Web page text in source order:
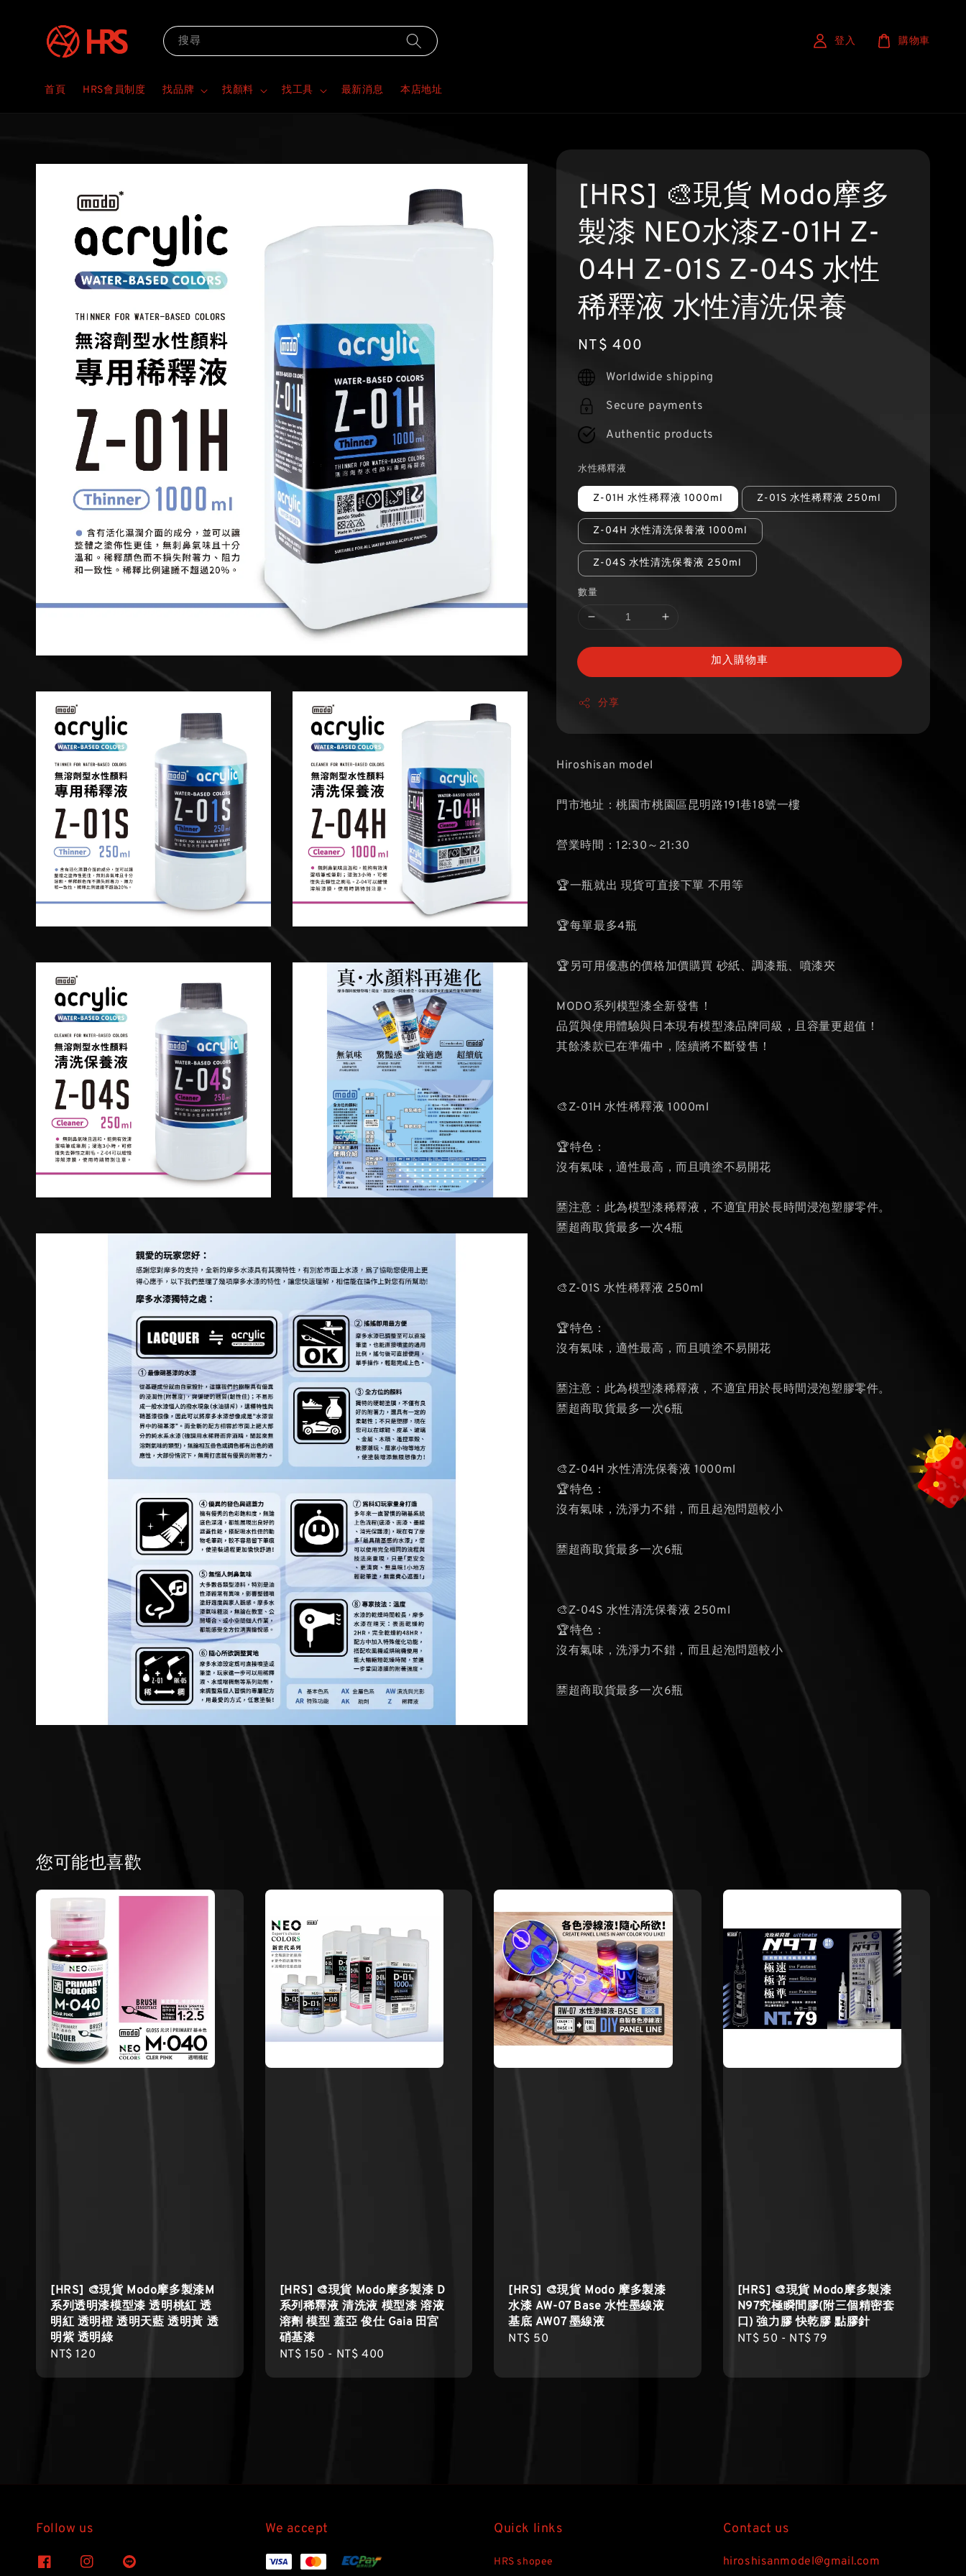
搜尋
首頁 HRS會員制度 找品牌 找顏料 找工具 最新消息 本店地址
登入 購物車
[HRS] 🎨現貨 Modo摩多
製漆 NEO水漆Z-01H Z-
04H Z-01S Z-04S 水性
稀釋液 水性清洗保養
Regular
price
NT$ 400
Worldwide shipping
Secure payments
Authentic products
水性稀釋液
Z-01H 水性稀釋液 1000ml Z-01S 水性稀釋液 250ml
Z-04H 水性清洗保養液 1000ml
Z-04S 水性清洗保養液 250ml
數量
加入購物車
分享
Hiroshisan model
門市地址：桃園市桃園區昆明路191巷18號一樓
營業時間：12:30～21:30
🏆一瓶就出 現貨可直接下單 不用等
🏆每單最多4瓶
🏆另可用優惠的價格加價購買 砂紙、調漆瓶、噴漆夾
MODO系列模型漆全新發售！
品質與使用體驗與日本現有模型漆品牌同級，且容量更超值！
其餘漆款已在準備中，陸續將不斷發售！
🎨Z-01H 水性稀釋液 1000ml
🏆特色：
沒有氣味，適性最高，而且噴塗不易開花
🈲注意：此為模型漆稀釋液，不適宜用於長時間浸泡塑膠零件。
🈲超商取貨最多一次4瓶
🎨Z-01S 水性稀釋液 250ml
🏆特色：
沒有氣味，適性最高，而且噴塗不易開花
🈲注意：此為模型漆稀釋液，不適宜用於長時間浸泡塑膠零件。
🈲超商取貨最多一次6瓶
🎨Z-04H 水性清洗保養液 1000ml
🏆特色：
沒有氣味，洗淨力不錯，而且起泡問題較小
🈲超商取貨最多一次6瓶
🎨Z-04S 水性清洗保養液 250ml
🏆特色：
沒有氣味，洗淨力不錯，而且起泡問題較小
🈲超商取貨最多一次6瓶
您可能也喜歡
[HRS] 🎨現貨 Modo摩多製漆M
系列透明漆模型漆 透明桃紅 透
明紅 透明橙 透明天藍 透明黃 透
明紫 透明綠
Regular
NT$ 120
[HRS] 🎨現貨 Modo摩多製漆 D
系列稀釋液 清洗液 模型漆 溶液
溶劑 模型 蓋亞 俊仕 Gaia 田宮
硝基漆
Regular
NT$ 150 - NT$ 400
[HRS] 🎨現貨 Modo 摩多製漆
水漆 AW-07 Base 水性墨線液
基底 AW07 墨線液
Regular
NT$ 50
[HRS] 🎨現貨 Modo摩多製漆
N97究極瞬間膠(附三個精密套
口) 強力膠 快乾膠 點膠針
Regular
NT$ 50 - NT$ 79
Follow us We accept Quick links
HRS shopee
Contact us
hiroshisanmodel@gmail.com